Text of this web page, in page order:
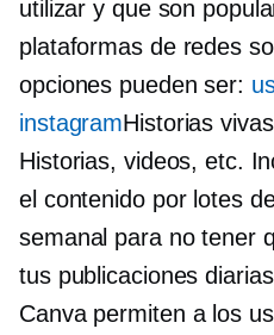
utilizar y que son
plataformas de redes
opciones pueden ser:
instagramHistorias
Historias, videos, etc.
el contenido por lotes
semanal para no tener
tus publicaciones
Canva permiten a los